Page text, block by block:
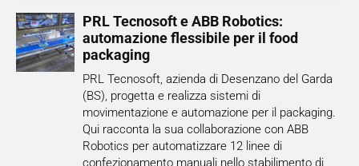
PRL Tecnosoft e ABB Robotics:
automazione flessibile per il food
packaging
PRL Tecnosoft, azienda di Desenzano del Garda
(BS), progetta e realizza sistemi di
movimentazione e automazione per il packaging.
Qui racconta la sua collaborazione con ABB
Robotics per automatizzare 12 linee di
confezionamento manuali nello stabilimento di